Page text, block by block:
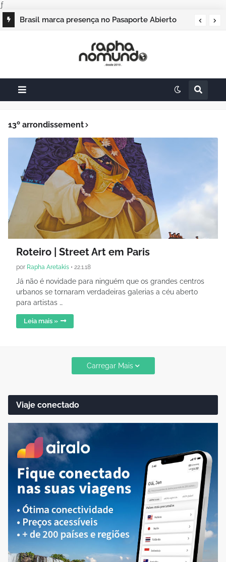
ƒ
Brasil marca presença no Pasaporte Abierto
13º arrondissement
Roteiro | Street Art em Paris
por Rapha Aretakis • 22.1.18
Já não é novidade para ninguém que os grandes centros
urbanos se tornaram verdadeiras galerias a céu aberto
para artistas …
Leia mais »
Carregar Mais
Viaje conectado